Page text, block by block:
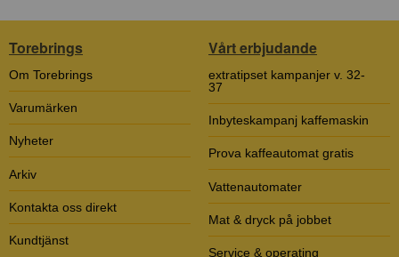
Torebrings
Om Torebrings
Varumärken
Nyheter
Arkiv
Kontakta oss direkt
Kundtjänst
Vårt erbjudande
extratipset kampanjer v. 32-
37
Inbyteskampanj kaffemaskin
Prova kaffeautomat gratis
Vattenautomater
Mat & dryck på jobbet
Service & operating